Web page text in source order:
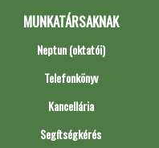
MUNKATÁRSAKNAK
Neptun (oktatói)
Telefonkönyv
Kancellária
Segítségkérés